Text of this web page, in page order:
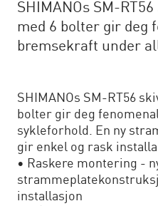
SHIMANOs SM-
med 6 bolter gir deg
bremsekraft under
SHIMANOs SM-RT56
bolter gir deg
sykleforhold. En ny
gir enkel og rask
• Raskere montering -
installasjon